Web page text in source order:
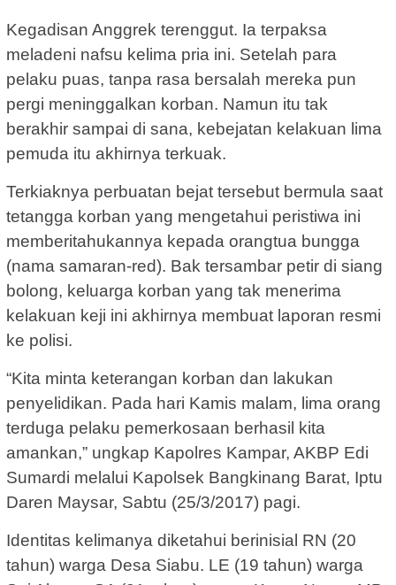
Kegadisan Anggrek terenggut. Ia terpaksa
meladeni nafsu kelima pria ini. Setelah para
pelaku puas, tanpa rasa bersalah mereka pun
pergi meninggalkan korban. Namun itu tak
berakhir sampai di sana, kebejatan kelakuan lima
pemuda itu akhirnya terkuak.
Terkiaknya perbuatan bejat tersebut bermula saat
tetangga korban yang mengetahui peristiwa ini
memberitahukannya kepada orangtua bungga
(nama samaran-red). Bak tersambar petir di siang
bolong, keluarga korban yang tak menerima
kelakuan keji ini akhirnya membuat laporan resmi
ke polisi.
“Kita minta keterangan korban dan lakukan
penyelidikan. Pada hari Kamis malam, lima orang
terduga pelaku pemerkosaan berhasil kita
amankan,” ungkap Kapolres Kampar, AKBP Edi
Sumardi melalui Kapolsek Bangkinang Barat, Iptu
Daren Maysar, Sabtu (25/3/2017) pagi.
Identitas kelimanya diketahui berinisial RN (20
tahun) warga Desa Siabu. LE (19 tahun) warga